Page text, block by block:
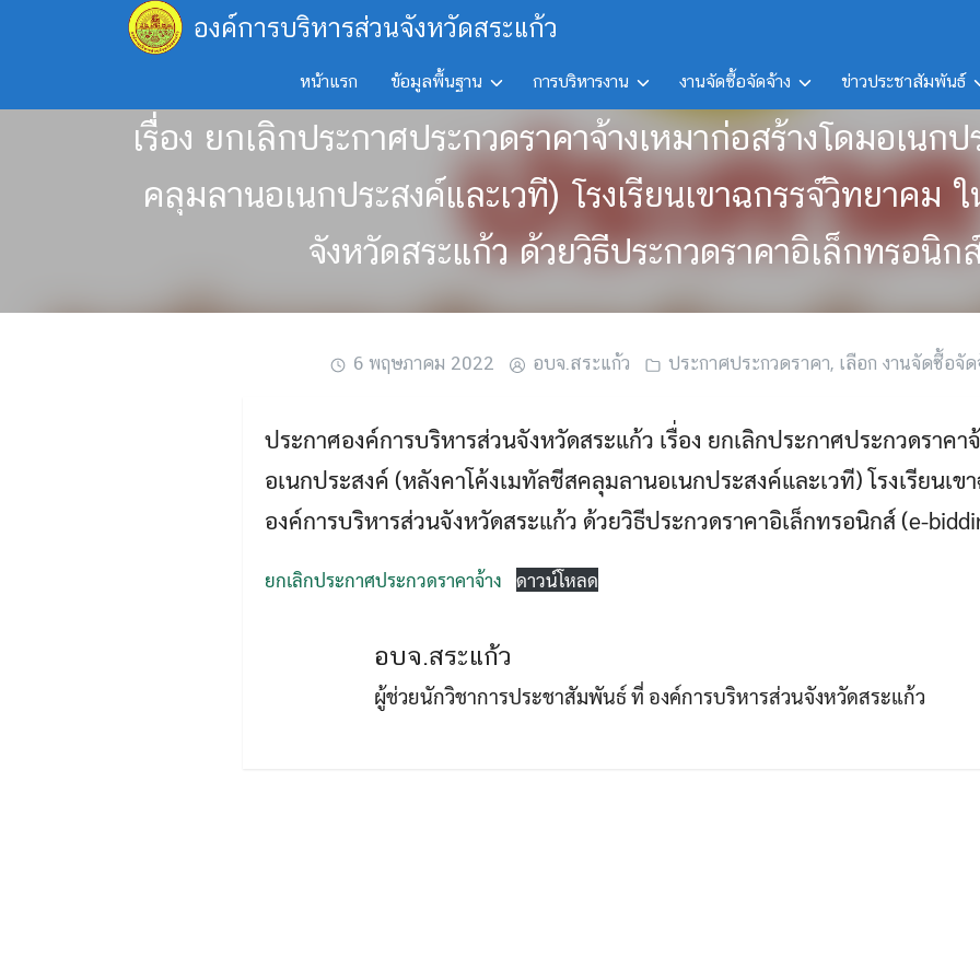
องค์การบริหารส่วนจังหวัดสระแก้ว
หน้าแรก ข้อมูลพื้นฐาน การบริหารงาน งานจัดซื้อจัดจ้าง ข่าวประชาสัมพันธ์
เรื่อง ยกเลิกประกาศประกวดราคาจ้างเหมาก่อสร้างโดมอเนก
คลุมลานอเนกประสงค์และเวที) โรงเรียนเขาฉกรรจ์วิทยาคม
จังหวัดสระแก้ว ด้วยวิธีประกวดราคาอิเล็กทรอนิ
6 พฤษภาคม 2022 อบจ.สระแก้ว ประกาศประกวดราคา, เลือก งานจัดซื้อจั
ประกาศองค์การบริหารส่วนจังหวัดสระแก้ว เรื่อง ยกเลิกประกาศประกวดราคา
อเนกประสงค์ (หลังคาโค้งเมทัลชีสคลุมลานอเนกประสงค์และเวที) โรงเรียนเข
องค์การบริหารส่วนจังหวัดสระแก้ว ด้วยวิธีประกวดราคาอิเล็กทรอนิกส์ (e-
ยกเลิกประกาศประกวดราคาจ้าง ดาวน์โหลด
อบจ.สระแก้ว
ผู้ช่วยนักวิชาการประชาสัมพันธ์ ที่ องค์การบริหารส่วนจังหวัดสระแก้ว